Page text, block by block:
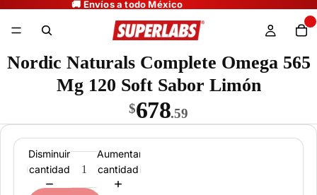
Nordic Naturals Complete Omega 565
Mg 120 Soft Sabor Limón
$678.59
Disminuir
cantidad
Aumentar
cantidad